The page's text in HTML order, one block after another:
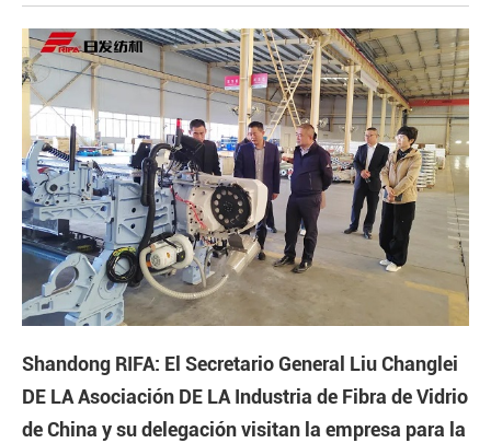
Shandong RIFA: El Secretario General Liu Changlei
DE LA Asociación DE LA Industria de Fibra de Vidrio
de China y su delegación visitan la empresa para la